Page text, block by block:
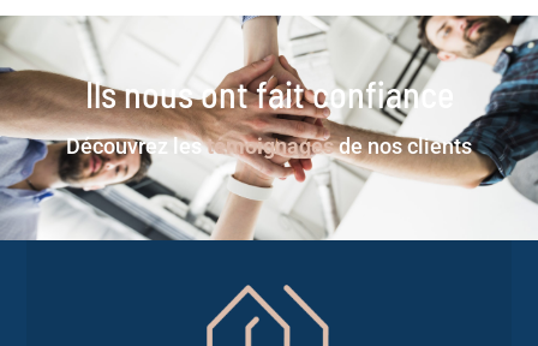
Ils nous ont fait confiance
Découvrez lestémoignagesde nos clients